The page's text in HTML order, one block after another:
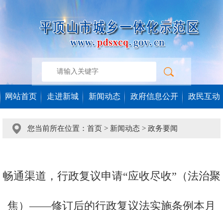
网站首页 走进新城 新闻动态 政府信息公开 政民互动
您当前所在位置： 首页 > 新闻动态 > 政务要闻
畅通渠道，行政复议申请“应收尽收”（法治聚
焦）——修订后的行政复议法实施条例本月